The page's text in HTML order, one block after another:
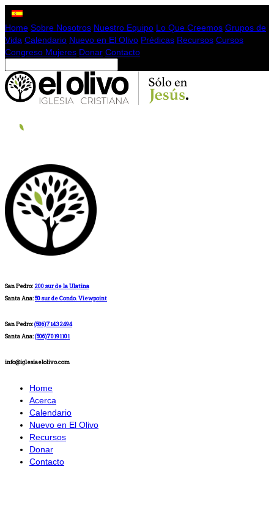
Home Sobre Nosotros Nuestro Equipo Lo Que Creemos Grupos de
Vida Calendario Nuevo en El Olivo Prédicas Recursos Cursos
Congreso Mujeres Donar Contacto
San Pedro: 200 sur de la Ulatina
Santa Ana:50 sur de Condo. Viewpoint
San Pedro:(506)71432494
Santa Ana:(506)70191101
info@iglesiaelolivo.com
Home
Acerca
Calendario
Nuevo en El Olivo
Recursos
Donar
Contacto